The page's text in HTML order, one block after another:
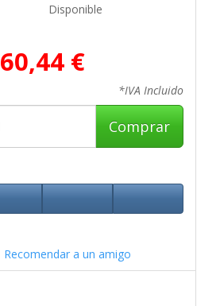
Disponible
60,44 €
*IVA Incluido
Comprar
Recomendar a un amigo